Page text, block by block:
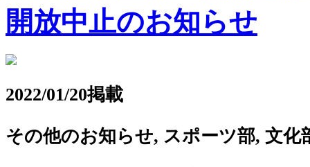
開放中止のお知らせ
2022/01/20掲載
その他のお知らせ, スポーツ部, 文化